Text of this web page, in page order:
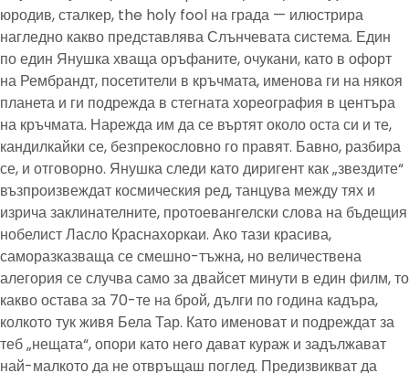
юродив, сталкер, the holy fool на града — илюстрира
нагледно какво представлява Слънчевата система. Един
по един Янушка хваща оръфаните, очукани, като в офорт
на Рембрандт, посетители в кръчмата, именова ги на някоя
планета и ги подрежда в стегната хореография в центъра
на кръчмата. Нарежда им да се въртят около оста си и те,
кандилкайки се, безпрекословно го правят. Бавно, разбира
се, и отговорно. Янушка следи като диригент как „звездите“
възпроизвеждат космическия ред, танцува между тях и
изрича заклинателните, протоевангелски слова на бъдещия
нобелист Ласло Краснахоркаи. Ако тази красива,
саморазказваща се смешно-тъжна, но величествена
алегория се случва само за двайсет минути в един филм, то
какво остава за 70-те на брой, дълги по година кадъра,
колкото тук живя Бела Тар. Като именоват и подреждат за
теб „нещата“, опори като него дават кураж и задължават
най-малкото да не отвръщаш поглед. Предизвикват да